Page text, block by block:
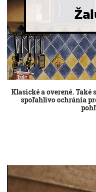
Klasické a overené.
spoľahlivo ochránia